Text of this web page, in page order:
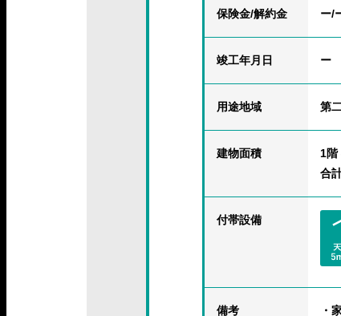
保険金/解約金 ー/
竣工年月日 ー
用途地域 第
建物面積
1階
合
付帯設備
備考
・